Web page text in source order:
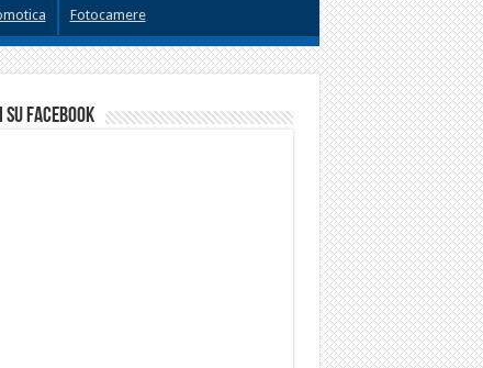
Fotocamere
su facebook